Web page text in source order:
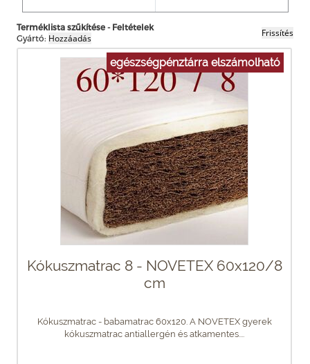
Terméklista szűkítése - Feltételek
Gyártó:
egészségpénztárra elszámolható
Kókuszmatrac 8 - NOVETEX 60x120/8
cm
Kókuszmatrac - babamatrac 60x120. A NOVETEX gyerek
kókuszmatrac antiallergén és atkamentes....